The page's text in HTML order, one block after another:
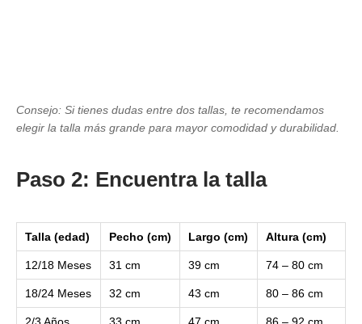
Consejo: Si tienes dudas entre dos tallas, te recomendamos
elegir la talla más grande para mayor comodidad y durabilidad.
Paso 2: Encuentra la talla
Talla (edad) Pecho (cm) Largo (cm) Altura (cm)
12/18 Meses 31 cm 39 cm 74 – 80 cm
18/24 Meses 32 cm 43 cm 80 – 86 cm